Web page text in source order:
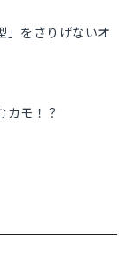
をさりげないオ
カモ！？